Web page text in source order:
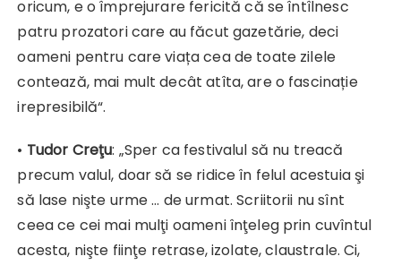
oricum, e o împrejurare fericită că se întîlnesc
patru prozatori care au făcut gazetărie, deci
oameni pentru care viața cea de toate zilele
contează, mai mult decât atîta, are o fascinație
irepresibilă“.
• Tudor Creţu: „Sper ca festivalul să nu treacă
precum valul, doar să se ridice în felul acestuia şi
să lase nişte urme … de urmat. Scriitorii nu sînt
ceea ce cei mai mulţi oameni înţeleg prin cuvîntul
acesta, nişte fiinţe retrase, izolate, claustrale. Ci,